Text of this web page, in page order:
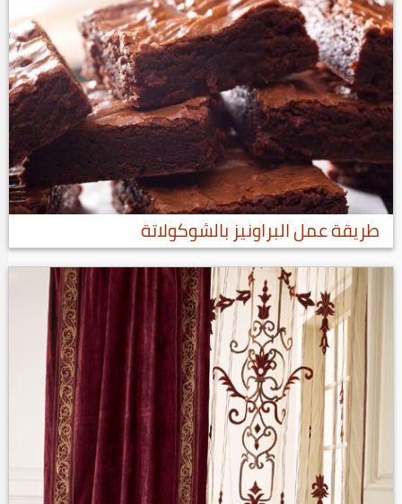
طريقة عمل البراونيز بالشوكولاتة